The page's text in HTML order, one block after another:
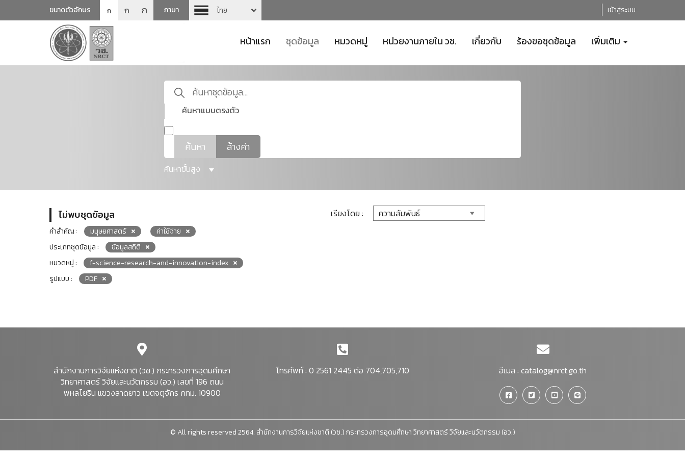
ขนาดตัวอักษร ก ก ก ภาษา ไทย เข้าสู่ระบบ
หน้าแรก ชุดข้อมูล หมวดหมู่ หน่วยงานภายใน วช. เกี่ยวกับ ร้องขอชุดข้อมูล เพิ่มเติม
ค้นหาแบบตรงตัว
ค้นหา ล้างค่า
ค้นหาขั้นสูง
ไม่พบชุดข้อมูล
คำสำคัญ : มนุษยศาสตร์
ค่าใช้จ่าย
ประเภทชุดข้อมูล :
ข้อมูลสถิติ
หมวดหมู่ :
f-science-research-and-innovation-index
รูปแบบ :
PDF
เรียงโดย :
สำนักงานการวิจัยแห่งชาติ (วช.) กระทรวงการอุดมศึกษา
วิทยาศาสตร์ วิจัยและนวัตกรรม (อว.) เลขที่ 196 ถนน
พหลโยธิน แขวงลาดยาว เขตจตุจักร กทม. 10900
โทรศัพท์ : 0 2561 2445 ต่อ 704,705,710 อีเมล :catalog@nrct.go.th
© All rights reserved 2564. สำนักงานการวิจัยแห่งชาติ (วช.) กระทรวงการอุดมศึกษา วิทยาศาสตร์ วิจัยและนวัตกรรม (อว.)